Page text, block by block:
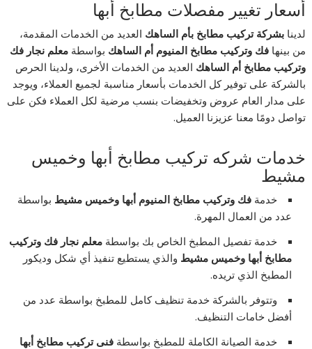
أسعار تغيير مفصلات مطابخ أبها
لدينابشركة تركيب مطابخ بأم الساهك العديد من الخدمات المقدمة،
من بينهافك وتركيب مطابخ المنيوم أم الساهك بواسطةمعلم نجار فك
وتركيب مطابخ أم الساهك العديد من الخدمات الأخرى، ولدينا الحرص
بالشركة على توفير كل الخدمات بأسعار مناسبة لجميع العملاء، ويوجد
على مدار العام عروض وتخفيضات بنسب مرضية لكل العملاء فكن على
تواصل دومًا معنا عزيزنا العميل.
خدمات شركه تركيب مطابخ أبها وخميس
مشيط
خدمةفك وتركيب مطابخ المنيوم أبها وخميس مشيط بواسطة
عدد من العمال المهرة.
خدمة تفصيل المطبخ الخاص بك بواسطةمعلم نجار فك وتركيب
مطابخ أبها وخميس مشيط والذي يستطيع تنفيذ أي شكل وديكور
المطبخ الذي تريده.
وتتوفر بالشركة خدمة تنظيف كامل للمطبخ بواسطة عدد من
أفضل خامات التنظيف.
خدمة الصيانة الكاملة للمطبخ بواسطةفنى تركيب مطابخ أبها